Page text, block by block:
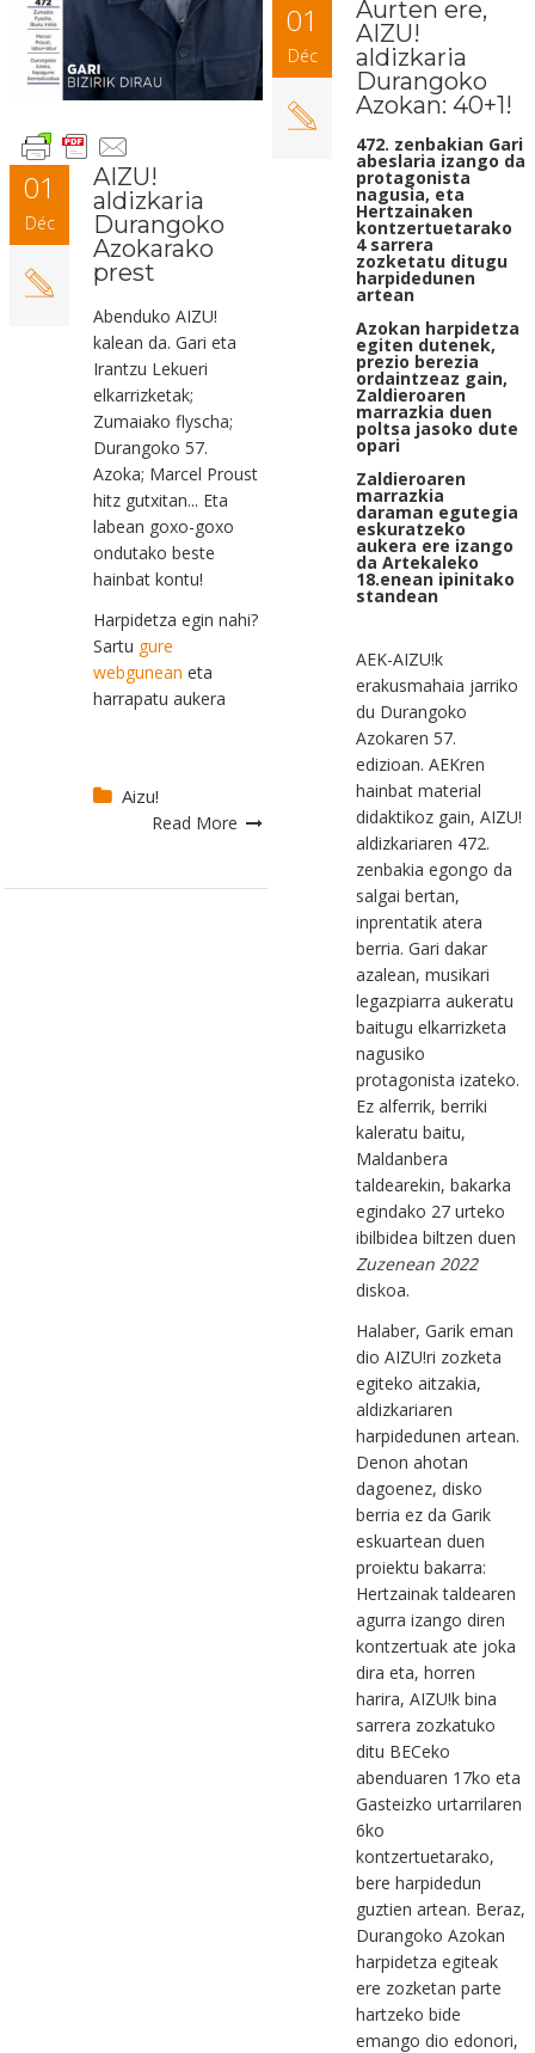
01
Déc
AIZU!
aldizkaria
Durangoko
Azokarako
prest
Abenduko AIZU!
kalean da. Gari eta
Irantzu Lekueri
elkarrizketak;
Zumaiako flyscha;
Durangoko 57.
Azoka; Marcel Proust
hitz gutxitan... Eta
labean goxo-goxo
ondutako beste
hainbat kontu!
Harpidetza egin nahi?
Sartu gure
webgunean eta
harrapatu aukera
Aizu!
Read More
01
Déc
Aurten ere,
AIZU!
aldizkaria
Durangoko
Azokan: 40+1!
472. zenbakian Gari
abeslaria izango da
protagonista
nagusia, eta
Hertzainaken
kontzertuetarako
4 sarrera
zozketatu ditugu
harpidedunen
artean
Azokan harpidetza
egiten dutenek,
prezio berezia
ordaintzeaz gain,
Zaldieroaren
marrazkia duen
poltsa jasoko dute
opari
Zaldieroaren
marrazkia
daraman egutegia
eskuratzeko
aukera ere izango
da Artekaleko
18.enean ipinitako
standean
AEK-AIZU!k
erakusmahaia jarriko
du Durangoko
Azokaren 57.
edizioan. AEKren
hainbat material
didaktikoz gain, AIZU!
aldizkariaren 472.
zenbakia egongo da
salgai bertan,
inprentatik atera
berria. Gari dakar
azalean, musikari
legazpiarra aukeratu
baitugu elkarrizketa
nagusiko
protagonista izateko.
Ez alferrik, berriki
kaleratu baitu,
Maldanbera
taldearekin, bakarka
egindako 27 urteko
ibilbidea biltzen duen
Zuzenean 2022
diskoa.
Halaber, Garik eman
dio AIZU!ri zozketa
egiteko aitzakia,
aldizkariaren
harpidedunen artean.
Denon ahotan
dagoenez, disko
berria ez da Garik
eskuartean duen
proiektu bakarra:
Hertzainak taldearen
agurra izango diren
kontzertuak ate joka
dira eta, horren
harira, AIZU!k bina
sarrera zozkatuko
ditu BECeko
abenduaren 17ko eta
Gasteizko urtarrilaren
6ko
kontzertuetarako,
bere harpidedun
guztien artean. Beraz,
Durangoko Azokan
harpidetza egiteak
ere zozketan parte
hartzeko bide
emango dio edonori,